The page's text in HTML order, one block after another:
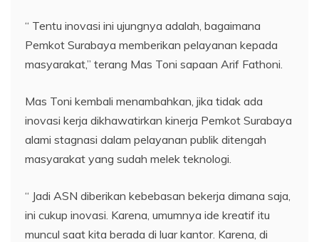
“ Tentu inovasi ini ujungnya adalah, bagaimana
Pemkot Surabaya memberikan pelayanan kepada
masyarakat,” terang Mas Toni sapaan Arif Fathoni.
Mas Toni kembali menambahkan, jika tidak ada
inovasi kerja dikhawatirkan kinerja Pemkot Surabaya
alami stagnasi dalam pelayanan publik ditengah
masyarakat yang sudah melek teknologi.
“ Jadi ASN diberikan kebebasan bekerja dimana saja,
ini cukup inovasi. Karena, umumnya ide kreatif itu
muncul saat kita berada di luar kantor. Karena, di